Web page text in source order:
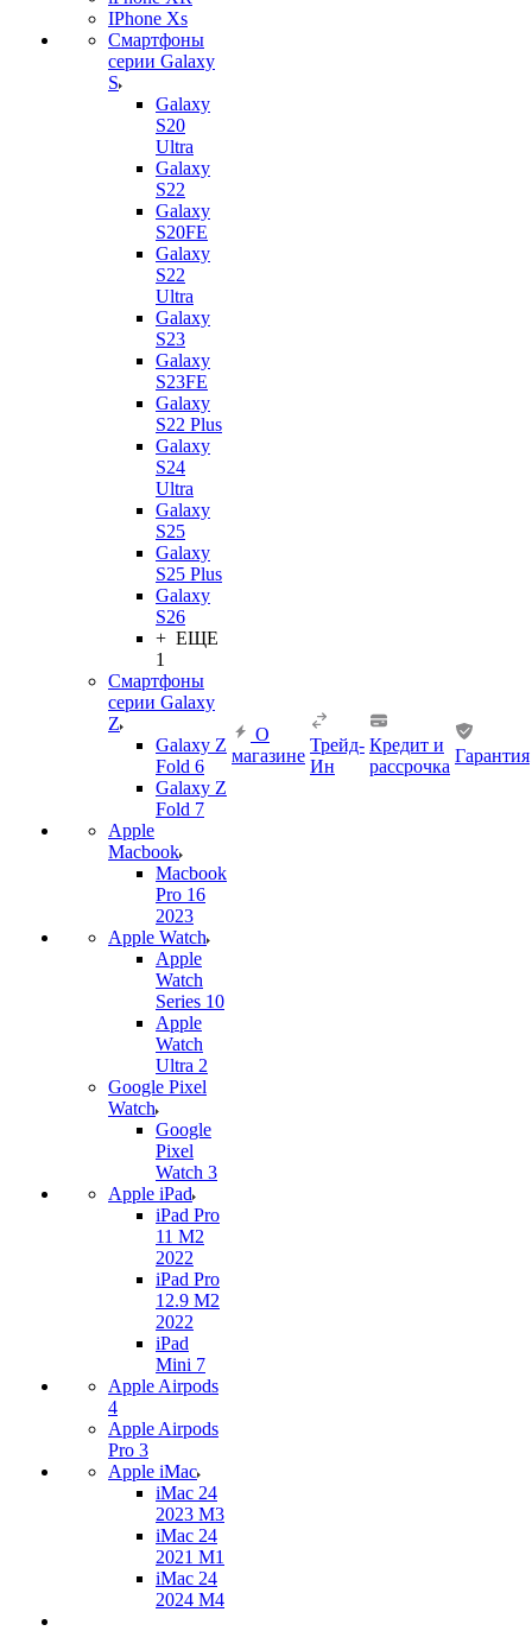
IPhone Xs
Смартфоны
серии Galaxy
S
Galaxy
S20
Ultra
Galaxy
S22
Galaxy
S20FE
Galaxy
S22
Ultra
Galaxy
S23
Galaxy
S23FE
Galaxy
S22 Plus
Galaxy
S24
Ultra
Galaxy
S25
Galaxy
S25 Plus
Galaxy
S26
+ ЕЩЕ
1
Смартфоны
серии Galaxy
Z
Galaxy Z
Fold 6
Galaxy Z
Fold 7
Apple
Macbook
Macbook
Pro 16
2023
Apple Watch
Apple
Watch
Series 10
Apple
Watch
Ultra 2
Google Pixel
Watch
Google
Pixel
Watch 3
Apple iPad
iPad Pro
11 M2
2022
iPad Pro
12.9 M2
2022
iPad
Mini 7
Apple Airpods
4
Apple Airpods
Pro 3
Apple iMac
iMac 24
2023 M3
iMac 24
2021 M1
iMac 24
2024 M4
О
магазине
Трейд-
Ин
Кредит и
рассрочка
Гарантия